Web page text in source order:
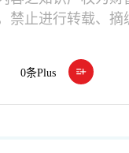
禁止进行转载、摘
0条Plus